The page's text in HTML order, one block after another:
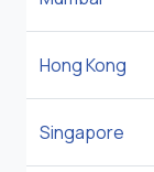
Hong Kong
Singapore